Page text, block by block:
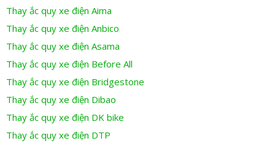
Thay ắc quy xe điện Aima
Thay ắc quy xe điện Anbico
Thay ắc quy xe điện Asama
Thay ắc quy xe điện Before All
Thay ắc quy xe điện Bridgestone
Thay ắc quy xe điện Dibao
Thay ắc quy xe điện DK bike
Thay ắc quy xe điện DTP